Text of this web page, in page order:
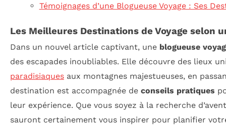
Témoignages d’une Blogueuse Voyage : Ses
Les Meilleures Destinations de Voyage selon
Dans un nouvel article captivant, une blogueuse
des escapades inoubliables. Elle découvre des lieux
paradisiaques aux montagnes majestueuses, en
destination est accompagnée de conseils pratiques
leur expérience. Que vous soyez à la recherche
sauront certainement vous inspirer pour planifier